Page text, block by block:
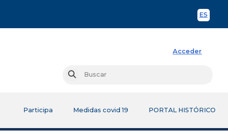
ES
Acceder
Buscar
Participa Medidas covid 19 PORTAL HISTÓRICO